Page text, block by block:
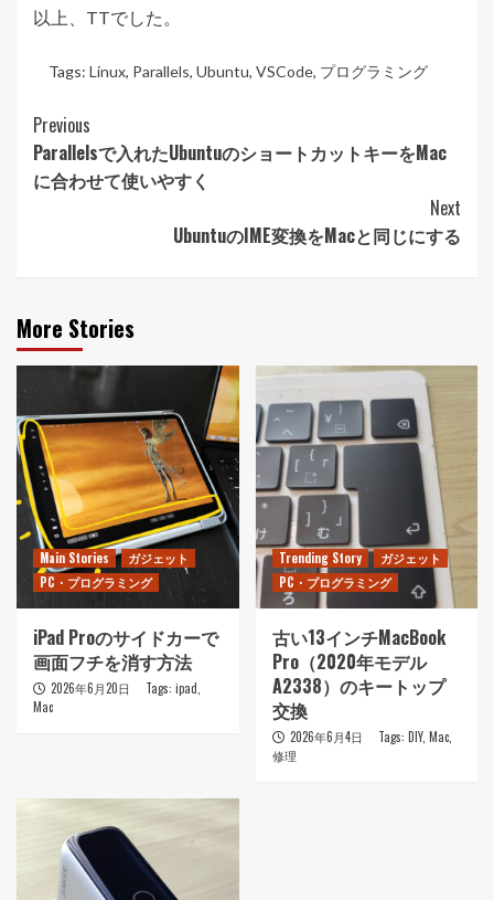
以上、TTでした。
Tags: Linux, Parallels, Ubuntu, VSCode, プログラミング
Post
Navigation
Previous
Parallelsで入れたUbuntuのショートカットキーをMac
に合わせて使いやすく
Next
UbuntuのIME変換をMacと同じにする
More Stories
Main Stories
ガジェット
PC・プログラミング
iPad Proのサイドカーで
画面フチを消す方法
2026年6月20日 Tags: ipad,
Mac
Trending Story
ガジェット
PC・プログラミング
古い13インチMacBook
Pro（2020年モデル
A2338）のキートップ
交換
2026年6月4日 Tags: DIY, Mac,
修理